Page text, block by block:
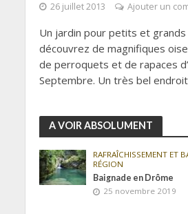
26 juillet 2013 Ajouter un
Un jardin pour petits et grands
découvrez de magnifiques
de perroquets et de rapaces
Septembre. Un très bel
A VOIR ABSOLUMENT
RAFRAÎCHISSEMENT ET
RÉGION
Baignade en Drôme
25 novembre 2019